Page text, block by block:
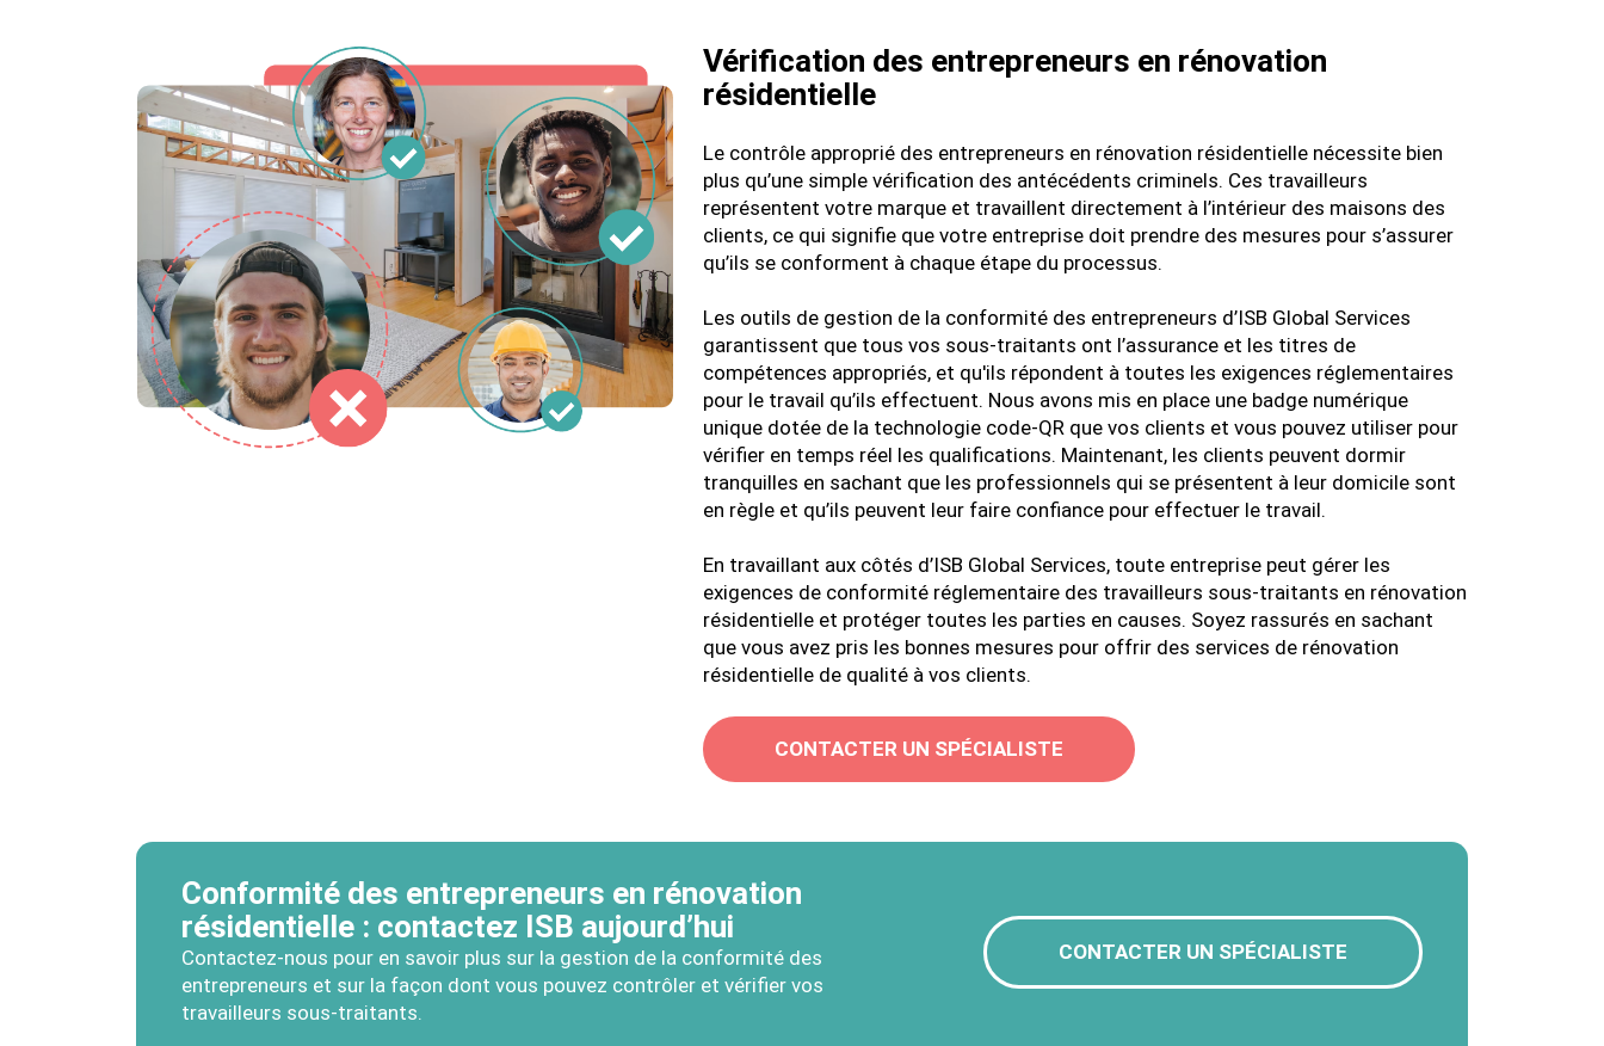
Vérification des entrepreneurs en rénovation
résidentielle
Le contrôle approprié des entrepreneurs en rénovation résidentielle nécessite bien
plus qu’une simple vérification des antécédents criminels. Ces travailleurs
représentent votre marque et travaillent directement à l’intérieur des maisons des
clients, ce qui signifie que votre entreprise doit prendre des mesures pour s’assurer
qu’ils se conforment à chaque étape du processus.
Les outils de gestion de la conformité des entrepreneurs d’ISB Global Services
garantissent que tous vos sous-traitants ont l’assurance et les titres de
compétences appropriés, et qu'ils répondent à toutes les exigences réglementaires
pour le travail qu’ils effectuent. Nous avons mis en place une badge numérique
unique dotée de la technologie code-QR que vos clients et vous pouvez utiliser pour
vérifier en temps réel les qualifications. Maintenant, les clients peuvent dormir
tranquilles en sachant que les professionnels qui se présentent à leur domicile sont
en règle et qu’ils peuvent leur faire confiance pour effectuer le travail.
En travaillant aux côtés d’ISB Global Services, toute entreprise peut gérer les
exigences de conformité réglementaire des travailleurs sous-traitants en rénovation
résidentielle et protéger toutes les parties en causes. Soyez rassurés en sachant
que vous avez pris les bonnes mesures pour offrir des services de rénovation
résidentielle de qualité à vos clients.
CONTACTER UN SPÉCIALISTE
Conformité des entrepreneurs en rénovation
résidentielle : contactez ISB aujourd’hui
Contactez-nous pour en savoir plus sur la gestion de la conformité des
entrepreneurs et sur la façon dont vous pouvez contrôler et vérifier vos
travailleurs sous-traitants.
CONTACTER UN SPÉCIALISTE